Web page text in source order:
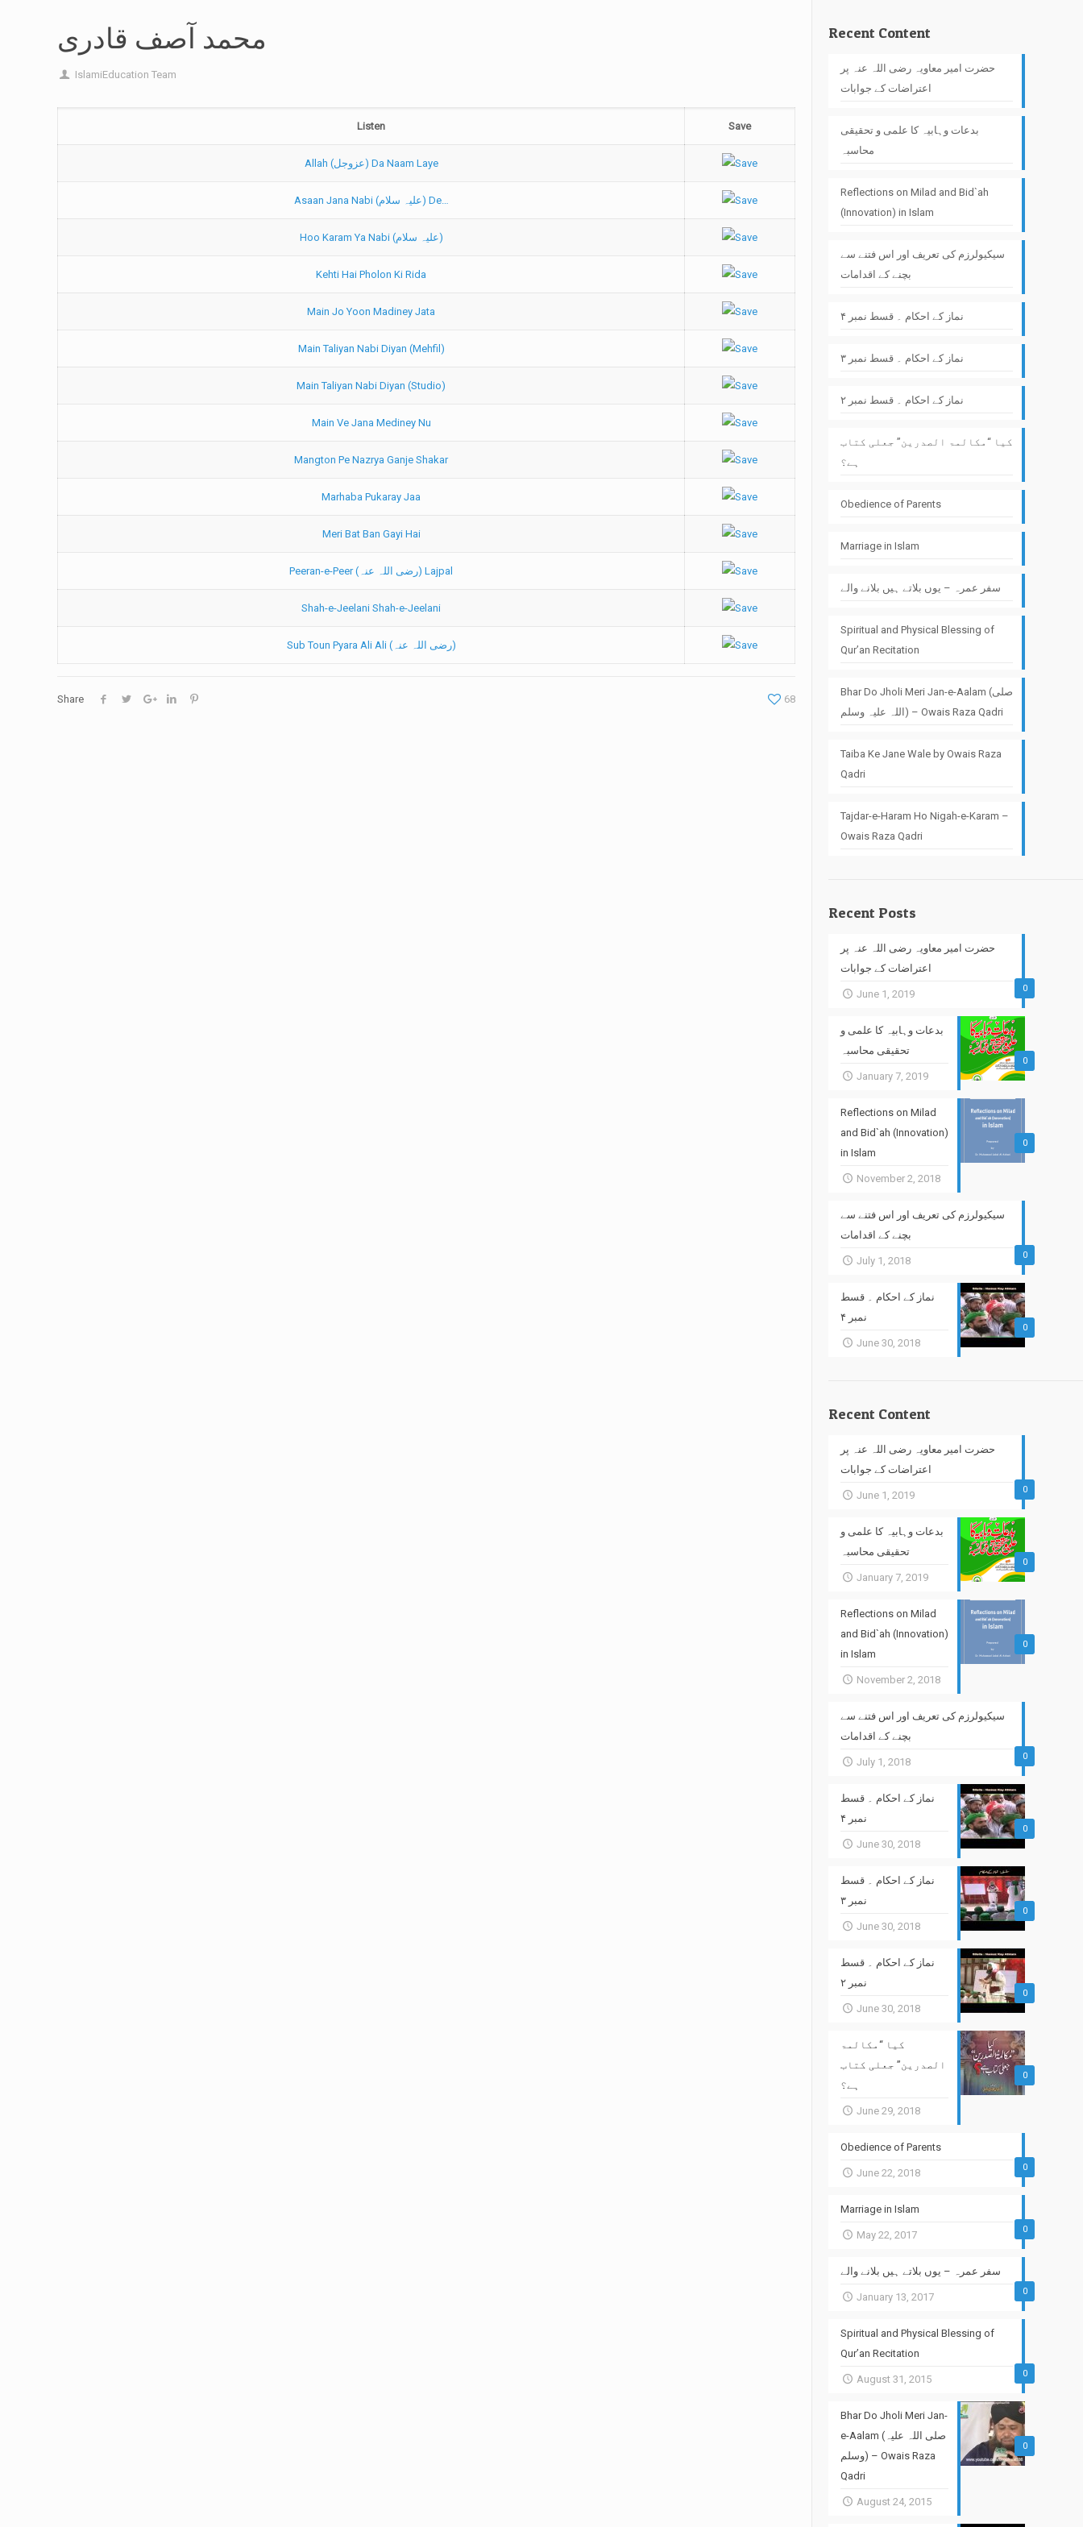
محمد آصف قادری
IslamiEducation Team
Listen Save
Allah (عزوجل) Da Naam Laye
Asaan Jana Nabi (علیہ سلام) De…
Hoo Karam Ya Nabi (علیہ سلام)
Kehti Hai Pholon Ki Rida
Main Jo Yoon Madiney Jata
Main Taliyan Nabi Diyan (Mehfil)
Main Taliyan Nabi Diyan (Studio)
Main Ve Jana Mediney Nu
Mangton Pe Nazrya Ganje Shakar
Marhaba Pukaray Jaa
Meri Bat Ban Gayi Hai
Peeran-e-Peer (رضی اللہ عنہ) Lajpal
Shah-e-Jeelani Shah-e-Jeelani
Sub Toun Pyara Ali Ali (رضی اللہ عنہ)
Share 68
Recent Content
حضرت امیر معاویہ رضی اللہ عنہ پر
اعتراضات کے جوابات
بدعات وہابیہ کا علمی و تحقیقی
محاسبہ
Reflections on Milad and Bid`ah
(Innovation) in Islam
سیکیولرزم کی تعریف اور اس فتنے سے
بچنے کے اقدامات
نماز کے احکام ۔ قسط نمبر ۴
نماز کے احکام ۔ قسط نمبر ۳
نماز کے احکام ۔ قسط نمبر ۲
کیا “مکالمۃ الصدرین” جعلی کتاب
ہے؟
Obedience of Parents
Marriage in Islam
سفر عمرہ – یوں بلاتے ہیں بلانے والے
Spiritual and Physical Blessing of
Qur’an Recitation
Bhar Do Jholi Meri Jan-e-Aalam (صلی
اللہ علیہ وسلم) – Owais Raza Qadri
Taiba Ke Jane Wale by Owais Raza
Qadri
Tajdar-e-Haram Ho Nigah-e-Karam –
Owais Raza Qadri
Recent Posts
0
حضرت امیر معاویہ رضی اللہ عنہ پر
اعتراضات کے جوابات
June 1, 2019
0
بدعات وہابیہ کا علمی و
تحقیقی محاسبہ
January 7, 2019
0
Reflections on Milad
and Bid`ah (Innovation)
in Islam
November 2, 2018
0
سیکیولرزم کی تعریف اور اس فتنے سے
بچنے کے اقدامات
July 1, 2018
0
نماز کے احکام ۔ قسط
نمبر ۴
June 30, 2018
Recent Content
0
حضرت امیر معاویہ رضی اللہ عنہ پر
اعتراضات کے جوابات
June 1, 2019
0
بدعات وہابیہ کا علمی و
تحقیقی محاسبہ
January 7, 2019
0
Reflections on Milad
and Bid`ah (Innovation)
in Islam
November 2, 2018
0
سیکیولرزم کی تعریف اور اس فتنے سے
بچنے کے اقدامات
July 1, 2018
0
نماز کے احکام ۔ قسط
نمبر ۴
June 30, 2018
0
نماز کے احکام ۔ قسط
نمبر ۳
June 30, 2018
0
نماز کے احکام ۔ قسط
نمبر ۲
June 30, 2018
0
کیا “مکالمۃ
الصدرین” جعلی کتاب
ہے؟
June 29, 2018
0
Obedience of Parents
June 22, 2018
0
Marriage in Islam
May 22, 2017
0
سفر عمرہ – یوں بلاتے ہیں بلانے والے
January 13, 2017
0
Spiritual and Physical Blessing of
Qur’an Recitation
August 31, 2015
0
Bhar Do Jholi Meri Jan-
e-Aalam (صلی اللہ علیہ
وسلم) – Owais Raza
Qadri
August 24, 2015